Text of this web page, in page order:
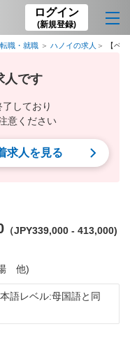
ログイン
(新規登録)
職・就職 ハノイの求人 【ベ
人です
しており
意ください
求人を見る
（JPY339,000 - 413,000)
場 他)
語レベル:母国語と同